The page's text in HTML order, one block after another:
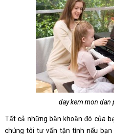
day kem mon dan
Tất cả những băn khoăn đó của
chúng tôi tư vấn tận tình nếu bạn